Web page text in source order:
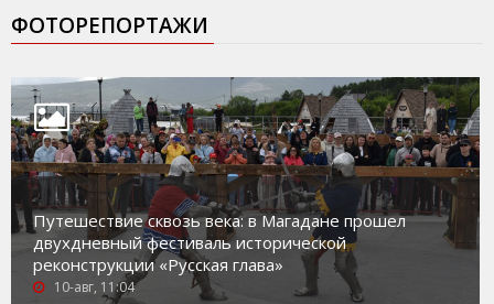
ФОТОРЕПОРТАЖИ
Путешествие сквозь века: в Магадане прошел
двухдневный фестиваль исторической
реконструкции «Русская глава»
10-авг, 11:04